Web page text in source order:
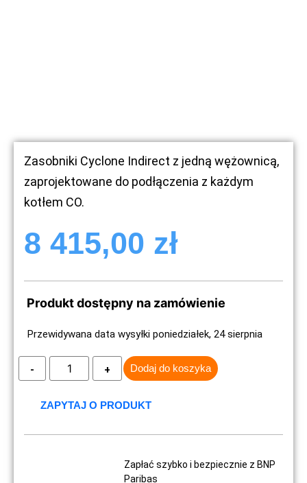
Zasobniki Cyclone Indirect z jedną wężownicą,
zaprojektowane do podłączenia z każdym
kotłem CO.
8 415,00 zł
Produkt dostępny na zamówienie
Przewidywana data wysyłki poniedziałek, 24 sierpnia
Dodaj do koszyka
ZAPYTAJ O PRODUKT
Zapłać szybko i bezpiecznie z BNP
Paribas